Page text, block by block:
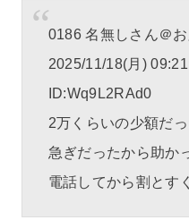
0186 名無しさん＠お
2025/11/18(月)
ID:Wq9L2RAd0
2万くらいの少額だっ
急ぎだったから助か
電話してから割とす